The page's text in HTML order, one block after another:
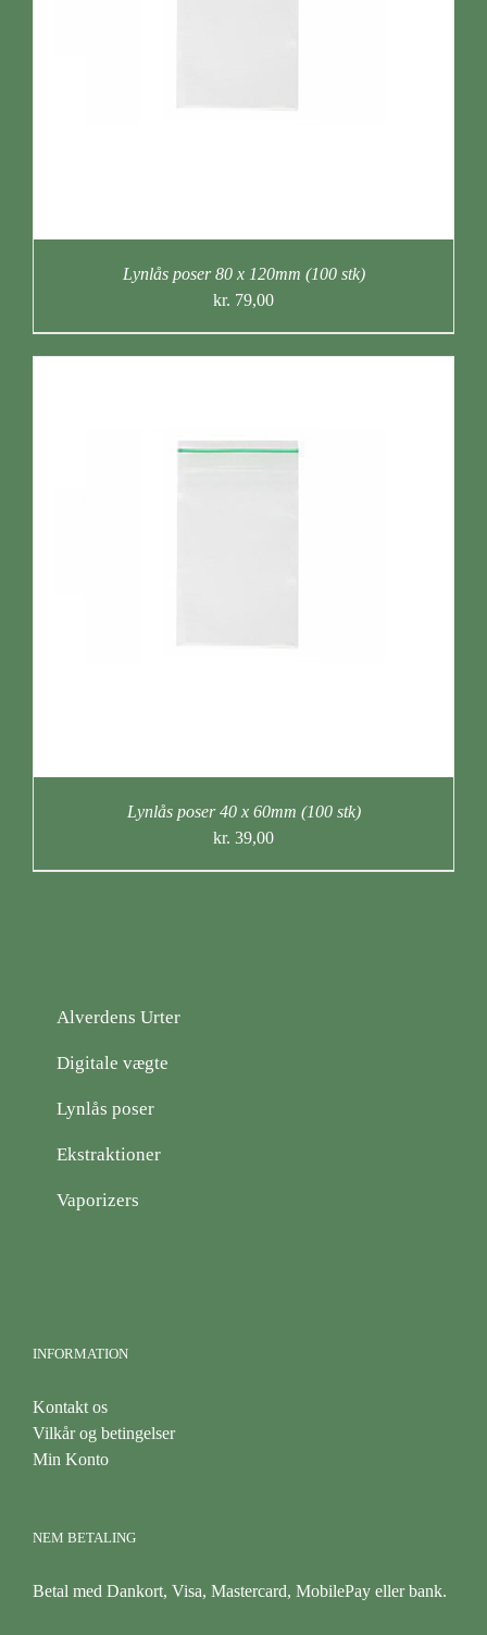
Lynlås poser 80 x 120mm (100 stk)
kr. 79,00
Lynlås poser 40 x 60mm (100 stk)
kr. 39,00
Alverdens Urter
Digitale vægte
Lynlås poser
Ekstraktioner
Vaporizers
INFORMATION
Kontakt os
Vilkår og betingelser
Min Konto
NEM BETALING
Betal med Dankort, Visa, Mastercard, MobilePay eller bank.